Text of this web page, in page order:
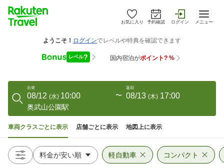
お気に入り 予約確認 ログイン メニュー
出発
08/12 (水) 10:00 〜
返却
08/13 (木) 17:00
奥武山公園駅
車両クラスごとに表示 店舗ごとに表示 地図上に表示
軽自動車 コンパクト